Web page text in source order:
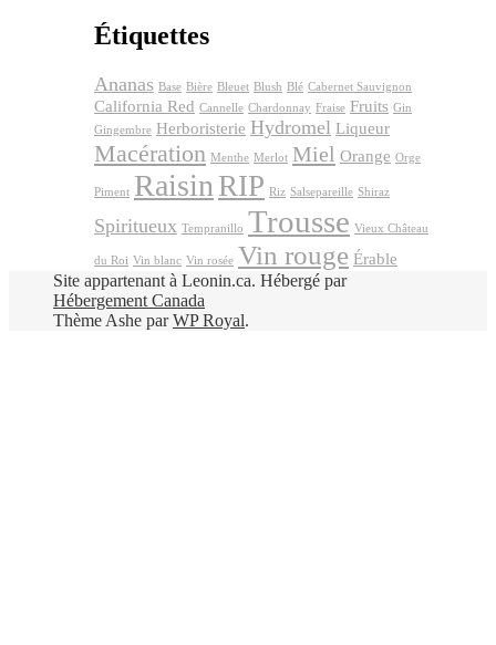
Étiquettes
Ananas Base Bière Bleuet Blush Blé Cabernet Sauvignon
California Red Cannelle Chardonnay Fraise Fruits Gin
Gingembre Herboristerie Hydromel Liqueur
Macération Menthe Merlot Miel Orange Orge
Piment Raisin RIP Riz Salsepareille Shiraz
Spiritueux Tempranillo Trousse Vieux Château
du Roi Vin blanc Vin rosée Vin rouge Érable
Site appartenant à Leonin.ca. Hébergé par
Hébergement Canada
Thème Ashe parWP Royal.